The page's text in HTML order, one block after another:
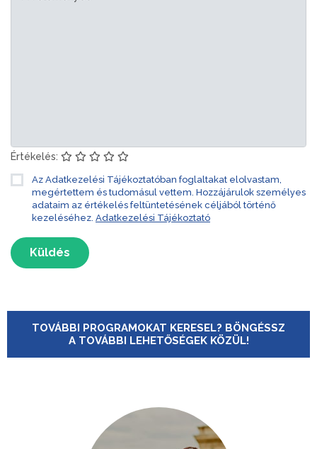
Értékelés:
Az Adatkezelési Tájékoztatóban foglaltakat elolvastam,
megértettem és tudomásul vettem. Hozzájárulok személyes
adataim az értékelés feltüntetésének céljából történő
kezeléséhez. Adatkezelési Tájékoztató
Küldés
TOVÁBBI PROGRAMOKAT KERESEL? BÖNGÉSSZ
A TOVÁBBI LEHETŐSÉGEK KÖZÜL!